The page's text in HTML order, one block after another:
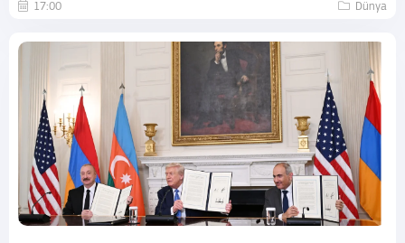
17:00 Dünya